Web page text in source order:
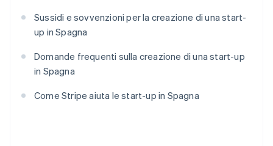
Sussidi e sovvenzioni per la creazione di una start-
up in Spagna
Domande frequenti sulla creazione di una start-up
in Spagna
Come Stripe aiuta le start-up in Spagna